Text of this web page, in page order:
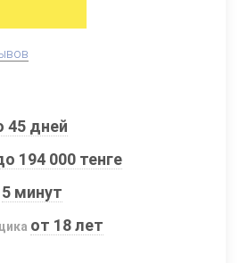
45 дней
194 000 тенге
5 минут
от 18 лет